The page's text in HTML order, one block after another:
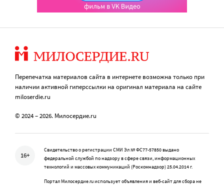
Перепечатка материалов сайта в интернете возможна только при
наличии активной гиперссылки на оригинал материала на сайте
miloserdie.ru
© 2024 – 2026. Милосердие.ru
16+
Свидетельство о регистрации СМИ Эл № ФС77-57850 выдано
федеральной службой по надзору в сфере связи, информационных
технологий и массовых коммуникаций (Роскомнадзор) 25.04.2014 г.
Портал Милосердие.ru использует объявления и веб-сайт для сбора не